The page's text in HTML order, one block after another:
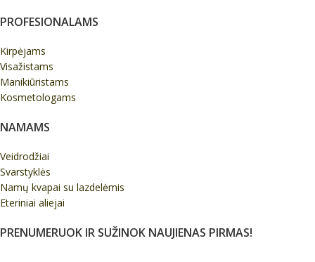
PROFESIONALAMS
Kirpėjams
Visažistams
Manikiūristams
Kosmetologams
NAMAMS
Veidrodžiai
Svarstyklės
Namų kvapai su lazdelėmis
Eteriniai aliejai
PRENUMERUOK IR SUŽINOK NAUJIENAS PIRMAS!